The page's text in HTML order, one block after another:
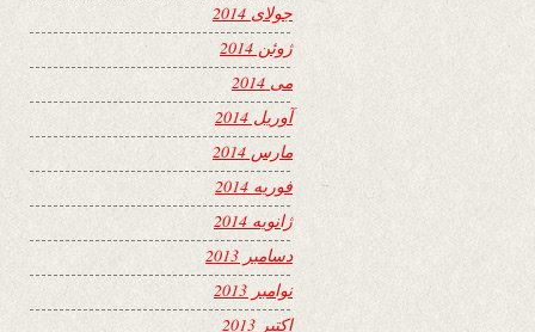
جولای 2014
ژوئن 2014
می 2014
آوریل 2014
مارس 2014
فوریه 2014
ژانویه 2014
دسامبر 2013
نوامبر 2013
اکتبر 2013